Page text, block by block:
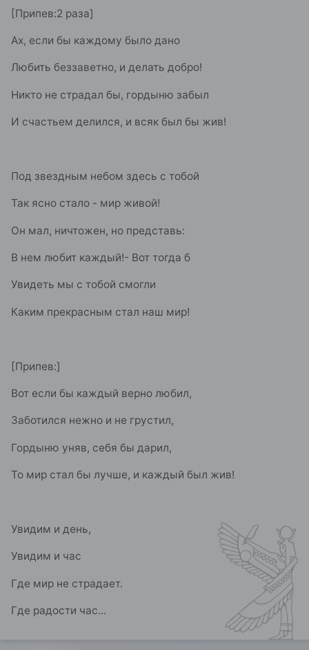
[Припев:2 раза]
Ах, если бы каждому было дано
Любить беззаветно, и делать добро!
Никто не страдал бы, гордыню забыл
И счастьем делился, и всяк был бы жив!
Под звездным небом здесь с тобой
Так ясно стало - мир живой!
Он мал, ничтожен, но представь:
В нем любит каждый!- Вот тогда б
Увидеть мы с тобой смогли
Каким прекрасным стал наш мир!
[Припев:]
Вот если бы каждый верно любил,
Заботился нежно и не грустил,
Гордыню уняв, себя бы дарил,
То мир стал бы лучше, и каждый был жив!
Увидим и день,
Увидим и час
Где мир не страдает.
Где радости час...